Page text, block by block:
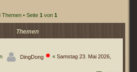
Themen • Seite 1 von 1
Themen
DingDong « Samstag 23. Mai 2026,